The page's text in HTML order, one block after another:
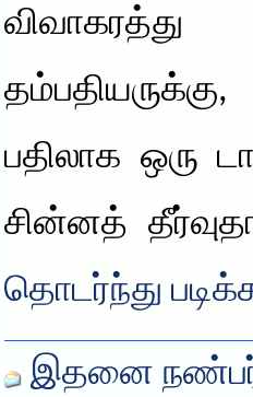
பதிலாக ஒரு
சின்னத்
தொடர்ந்து
இதனை